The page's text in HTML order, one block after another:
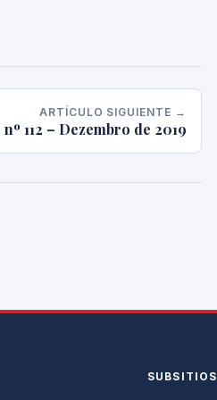
ARTÍCULO SIGUIENTE →
112 – Dezembro de 2019
SUBSITIOS